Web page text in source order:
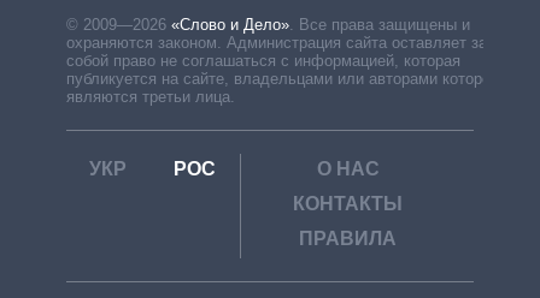
© 2009—2026 «Слово и Дело». Все права защищены и
охраняются законом. Администрация сайта оставляет за
собой право не соглашаться с информацией, которая
публикуется на сайте, владельцами или авторами которой
являются третьи лица.
УКР РОС
О НАС
КОНТАКТЫ
ПРАВИЛА